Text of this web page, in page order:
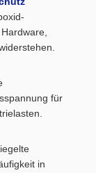
für
in